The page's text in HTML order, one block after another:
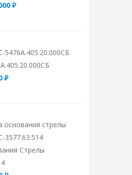
₽
₽
Стрелы